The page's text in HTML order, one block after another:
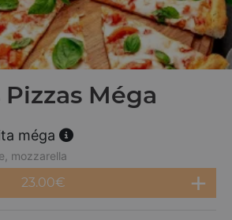
Pizzas Méga
méga
mozzarella
23.00€